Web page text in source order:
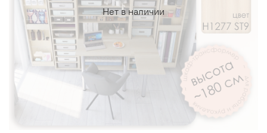
Нет в наличии